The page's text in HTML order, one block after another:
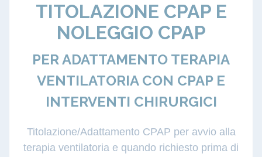
TITOLAZIONE CPAP E
NOLEGGIO CPAP
PER ADATTAMENTO TERAPIA
VENTILATORIA CON CPAP E
INTERVENTI CHIRURGICI
Titolazione/Adattamento CPAP per avvio alla
terapia ventilatoria e quando richiesto prima di